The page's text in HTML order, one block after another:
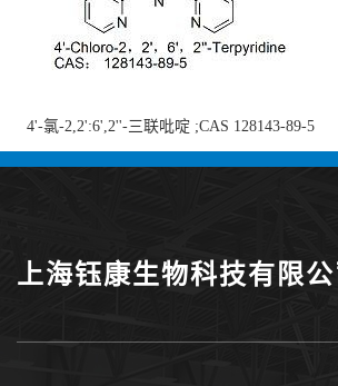
4'-氯-2,2':6',2''-三联吡啶 ;CAS 128143-89-5
;4'-Chloro-2,2':6',2''-terpyridine;4-
上海钰康生物科技有限公